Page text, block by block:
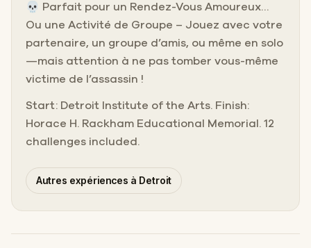
💀 Parfait pour un Rendez-Vous Amoureux…
Ou une Activité de Groupe – Jouez avec votre
partenaire, un groupe d’amis, ou même en solo
—mais attention à ne pas tomber vous-même
victime de l’assassin !
Start: Detroit Institute of the Arts. Finish:
Horace H. Rackham Educational Memorial. 12
challenges included.
Autres expériences à Detroit